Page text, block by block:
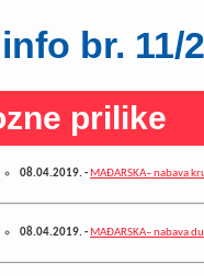
br. 11/
prilike
08.04.2019.- MAĐARSKA– nabava
08.04.2019.- MAĐARSKA– nabava